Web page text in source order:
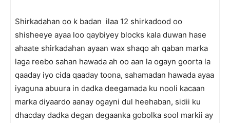
Shirkadahan oo k badan ilaa 12 shirkadood oo
shisheeye ayaa loo qaybiyey blocks kala duwan hase
ahaate shirkadahan ayaan wax shaqo ah qaban marka
laga reebo sahan hawada ah oo aan la ogayn goorta la
qaaday iyo cida qaaday toona, sahamadan hawada ayaa
iyaguna abuura in dadka deegamada ku nooli kacaan
marka diyaardo aanay ogayni dul heehaban, sidii ku
dhacday dadka degan degaanka gobolka sool markii ay